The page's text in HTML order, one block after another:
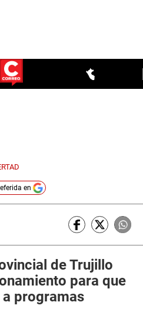
en
de Trujillo
para que
programas